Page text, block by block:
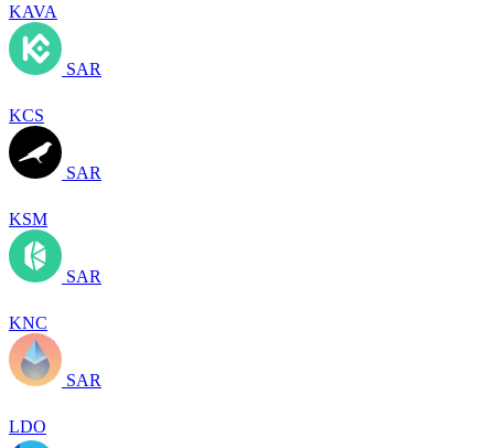
KAVA
SAR
KCS
SAR
KSM
SAR
KNC
SAR
LDO